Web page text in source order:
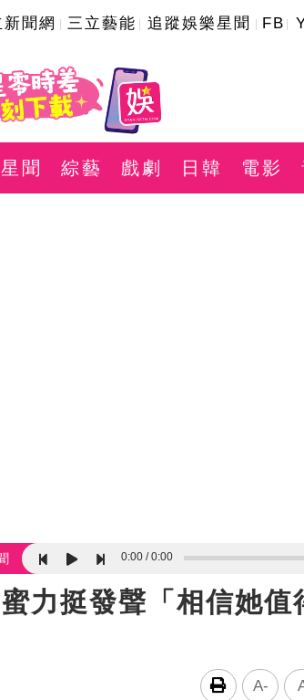
新聞網 三立藝能 追蹤娛樂星聞 FB
星聞 綜藝 戲劇 日韓 電影
0:00 0:00
力挺發聲「相信她值
A-